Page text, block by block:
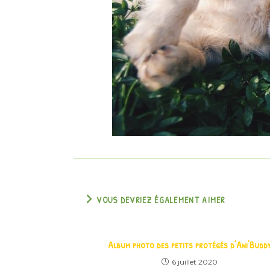
VOUS DEVRIEZ ÉGALEMENT AIMER
Album photo des petits protégés
6 juillet 2020